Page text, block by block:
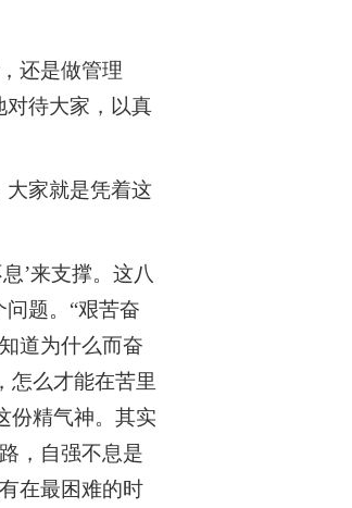
还是做管理
对待大家，以真
大家就是凭着这
’来支撑。这八
题。“艰苦奋
道为什么而奋
怎么才能在苦里
份精气神。其实
，自强不息是
在最困难的时